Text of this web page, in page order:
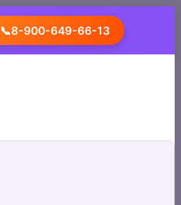
📞8-900-649-66-13